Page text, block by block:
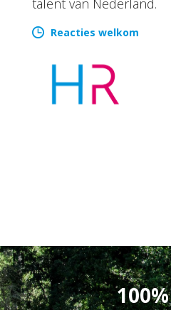
Reacties welkom